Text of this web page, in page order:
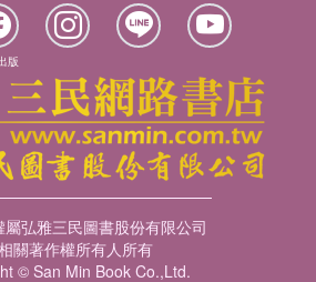
版
弘雅三民圖書股份有限公司
關著作權所有人所有
© San Min Book Co.,Ltd.